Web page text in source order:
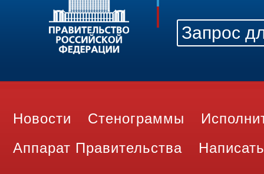
Новости Стенограммы
Аппарат Правительства